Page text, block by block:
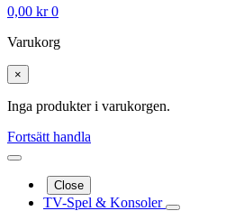
0,00 kr 0
Varukorg
×
Inga produkter i varukorgen.
Fortsätt handla
Close
TV-Spel & Konsoler